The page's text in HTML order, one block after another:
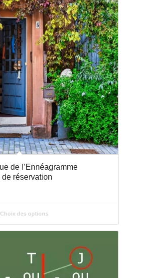
de l’Ennéagramme
réservation
Choix des options